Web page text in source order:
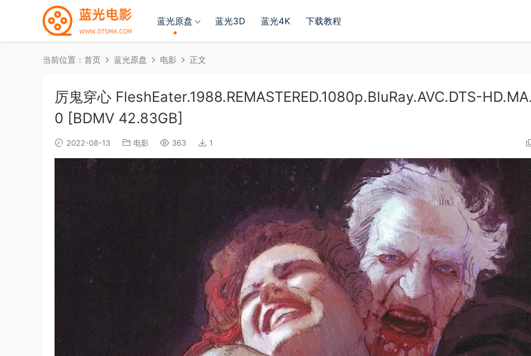
蓝光原盘 蓝光3D 蓝光4K 下载教程
当前位置： 首页 蓝光原盘 电影 正文
厉鬼穿心 FleshEater.1988.REMASTERED.1080p.BluRay.AVC.DTS-
0 [BDMV 42.83GB]
2022-08-13 电影 363 1